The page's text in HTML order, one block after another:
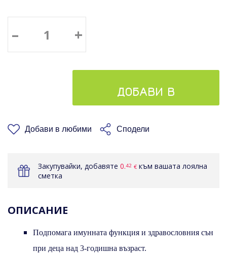
– +
ДОБАВИ В
КОШНИЦАТА
Добави в любими Сподели
Закупувайки, добавяте 0.42 € към вашата лоялна
сметка
ОПИСАНИЕ
Подпомага имунната функция и здравословния сън
при деца над 3-годишна възраст.